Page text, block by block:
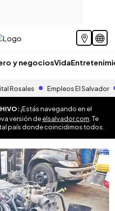
y negociosVida
Rosales Empleos El Salvador
¡Estás navegando en el
versión deelsalvador.com . Te
país donde coincidimos todos.